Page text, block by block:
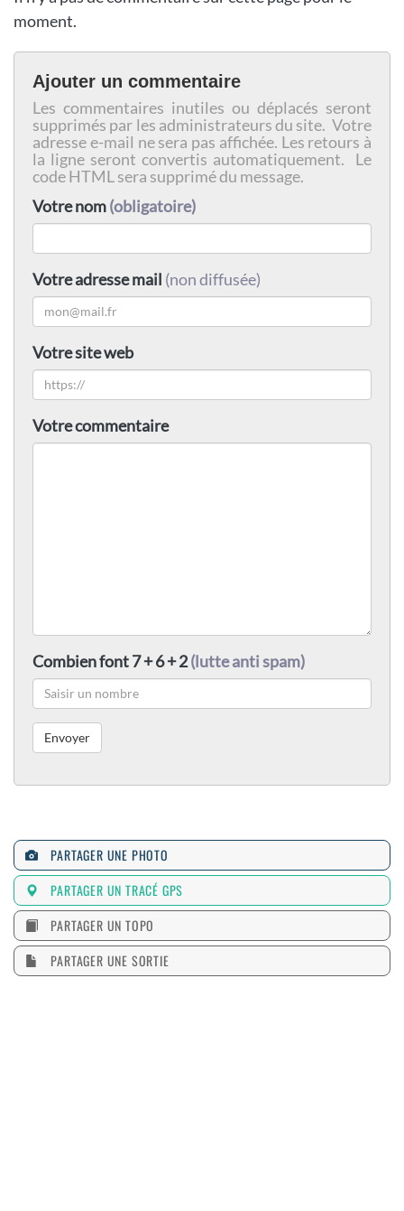
moment.
Ajouter un commentaire
Les commentaires inutiles ou déplacés seront
supprimés par les administrateurs du site. Votre
adresse e-mail ne sera pas affichée. Les retours à
la ligne seront convertis automatiquement. Le
code HTML sera supprimé du message.
Votre nom(obligatoire)
Votre adresse mail (non diffusée)
Votre site web
Votre commentaire
Combien font 7 + 6 + 2(lutte anti spam)
PARTAGER UNE PHOTO
PARTAGER UN TRACÉ GPS
PARTAGER UN TOPO
PARTAGER UNE SORTIE